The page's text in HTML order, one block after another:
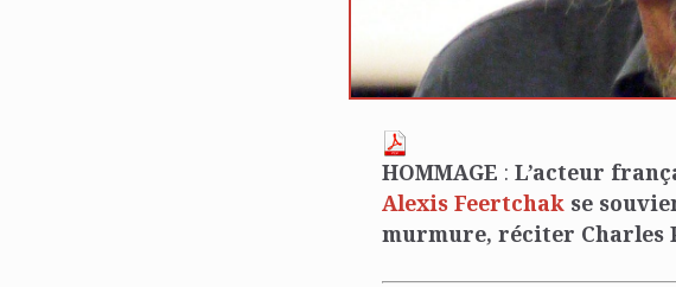
HOMMAGE : L’acteur
Alexis Feertchak se
murmure, réciter Charles